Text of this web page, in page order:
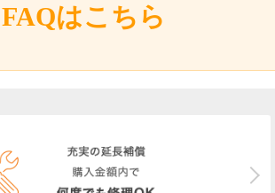
FAQはこちら